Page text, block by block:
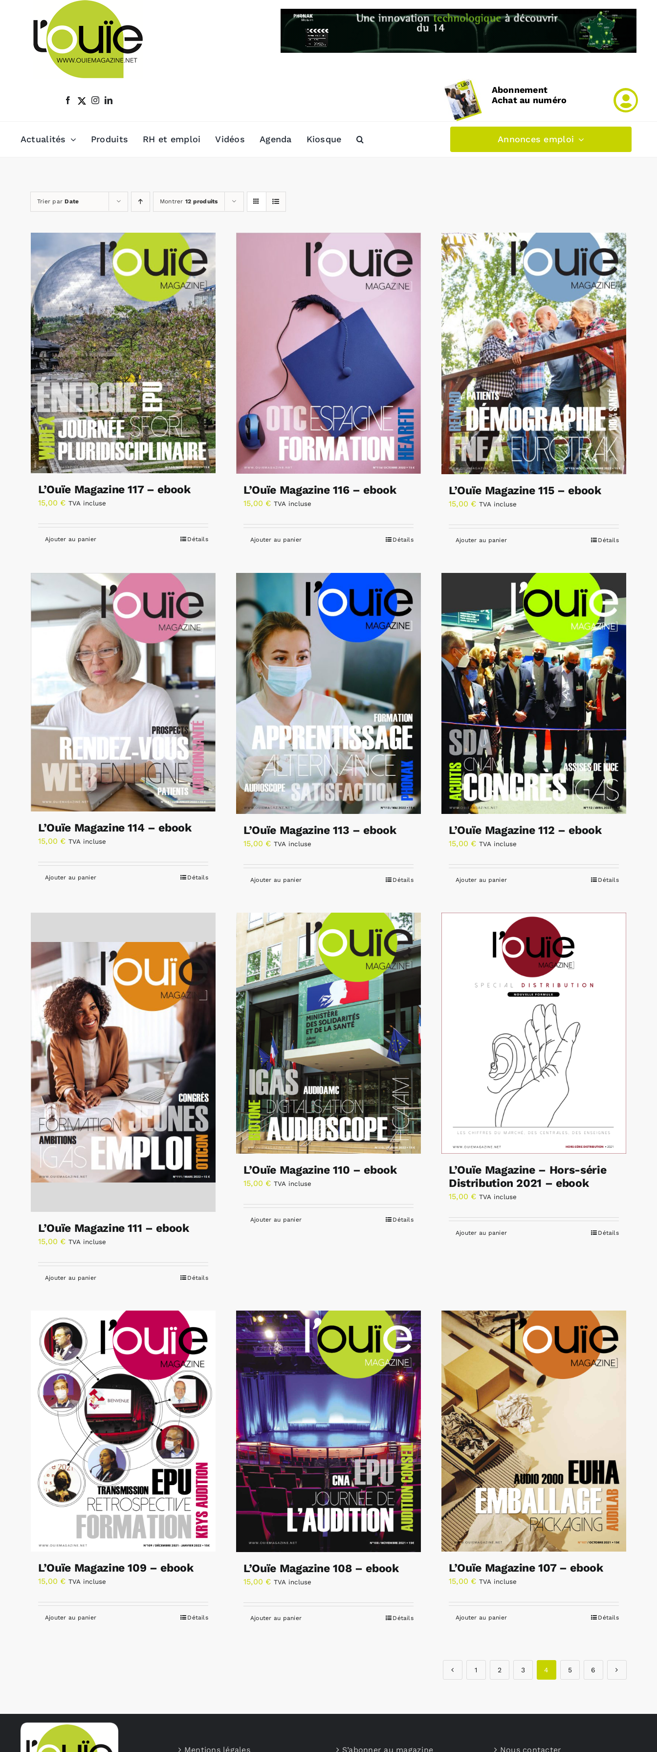
Abonnement
Achat au numéro
Actualités Produits RH et emploi Vidéos Agenda Kiosque Annonces emploi
Trier parDate Montrer 12 produits
L’Ouïe Magazine 117 – ebook
15,00 € TVA incluse
Ajouter au panier Détails
L’Ouïe Magazine 116 – ebook
15,00 € TVA incluse
Ajouter au panier Détails
L’Ouïe Magazine 115 – ebook
15,00 € TVA incluse
Ajouter au panier Détails
L’Ouïe Magazine 114 – ebook
15,00 € TVA incluse
Ajouter au panier Détails
L’Ouïe Magazine 113 – ebook
15,00 € TVA incluse
Ajouter au panier Détails
L’Ouïe Magazine 112 – ebook
15,00 € TVA incluse
Ajouter au panier Détails
L’Ouïe Magazine 111 – ebook
15,00 € TVA incluse
Ajouter au panier Détails
L’Ouïe Magazine 110 – ebook
15,00 € TVA incluse
Ajouter au panier Détails
L’Ouïe Magazine – Hors-série
Distribution 2021 – ebook
15,00 € TVA incluse
Ajouter au panier Détails
L’Ouïe Magazine 109 – ebook
15,00 € TVA incluse
Ajouter au panier Détails
L’Ouïe Magazine 108 – ebook
15,00 € TVA incluse
Ajouter au panier Détails
L’Ouïe Magazine 107 – ebook
15,00 € TVA incluse
Ajouter au panier Détails
1 2 3 4 5 6
Mentions légales S’abonner au magazine Nous contacter